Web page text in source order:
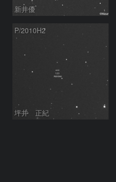
新井優
P/2010H2
坪井 正紀